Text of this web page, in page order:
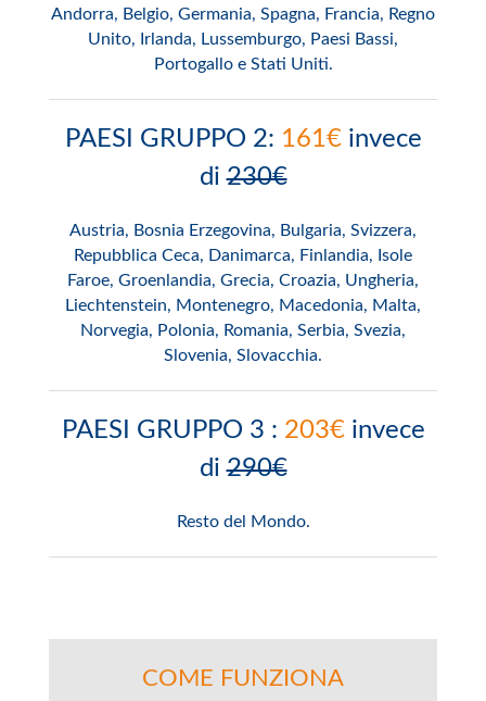
Andorra, Belgio, Germania, Spagna, Francia, Regno
Unito, Irlanda, Lussemburgo, Paesi Bassi,
Portogallo e Stati Uniti.
PAESI GRUPPO 2: 161€ invece
di230€
Austria, Bosnia Erzegovina, Bulgaria, Svizzera,
Repubblica Ceca, Danimarca, Finlandia, Isole
Faroe, Groenlandia, Grecia, Croazia, Ungheria,
Liechtenstein, Montenegro, Macedonia, Malta,
Norvegia, Polonia, Romania, Serbia, Svezia,
Slovenia, Slovacchia.
PAESI GRUPPO 3 : 203€ invece
di290€
Resto del Mondo.
COME FUNZIONA